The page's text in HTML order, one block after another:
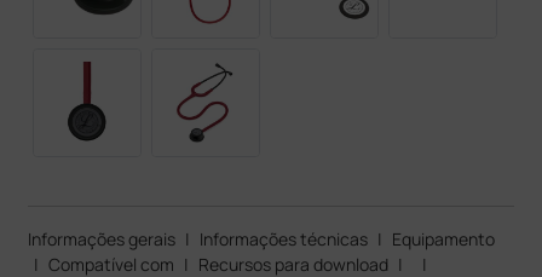
Informações gerais | Informações técnicas | Equipamento
| Compatível com | Recursos para download | |